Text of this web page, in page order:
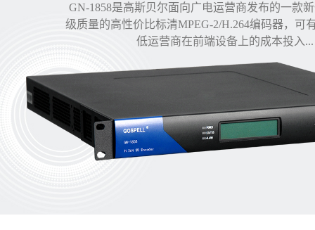
GN-1858是高斯贝尔面向广电运营商发布的一款
级质量的高性价比标清MPEG-2/H.264编码器，可
低运营商在前端设备上的成本投入...